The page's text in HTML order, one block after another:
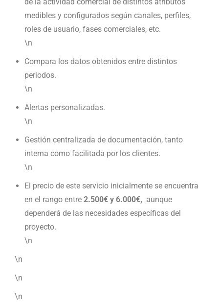
medibles y configurados según canales, perfiles,
roles de usuario, fases comerciales, etc.
\n
Compara los datos obtenidos entre distintos
periodos.
\n
Alertas personalizadas.
\n
Gestión centralizada de documentación, tanto
interna como facilitada por los clientes.
\n
El precio de este servicio inicialmente se encuentra
en el rango entre 2.500€ y 6.000€, aunque
dependerá de las necesidades específicas del
proyecto.
\n
\n
\n
\n